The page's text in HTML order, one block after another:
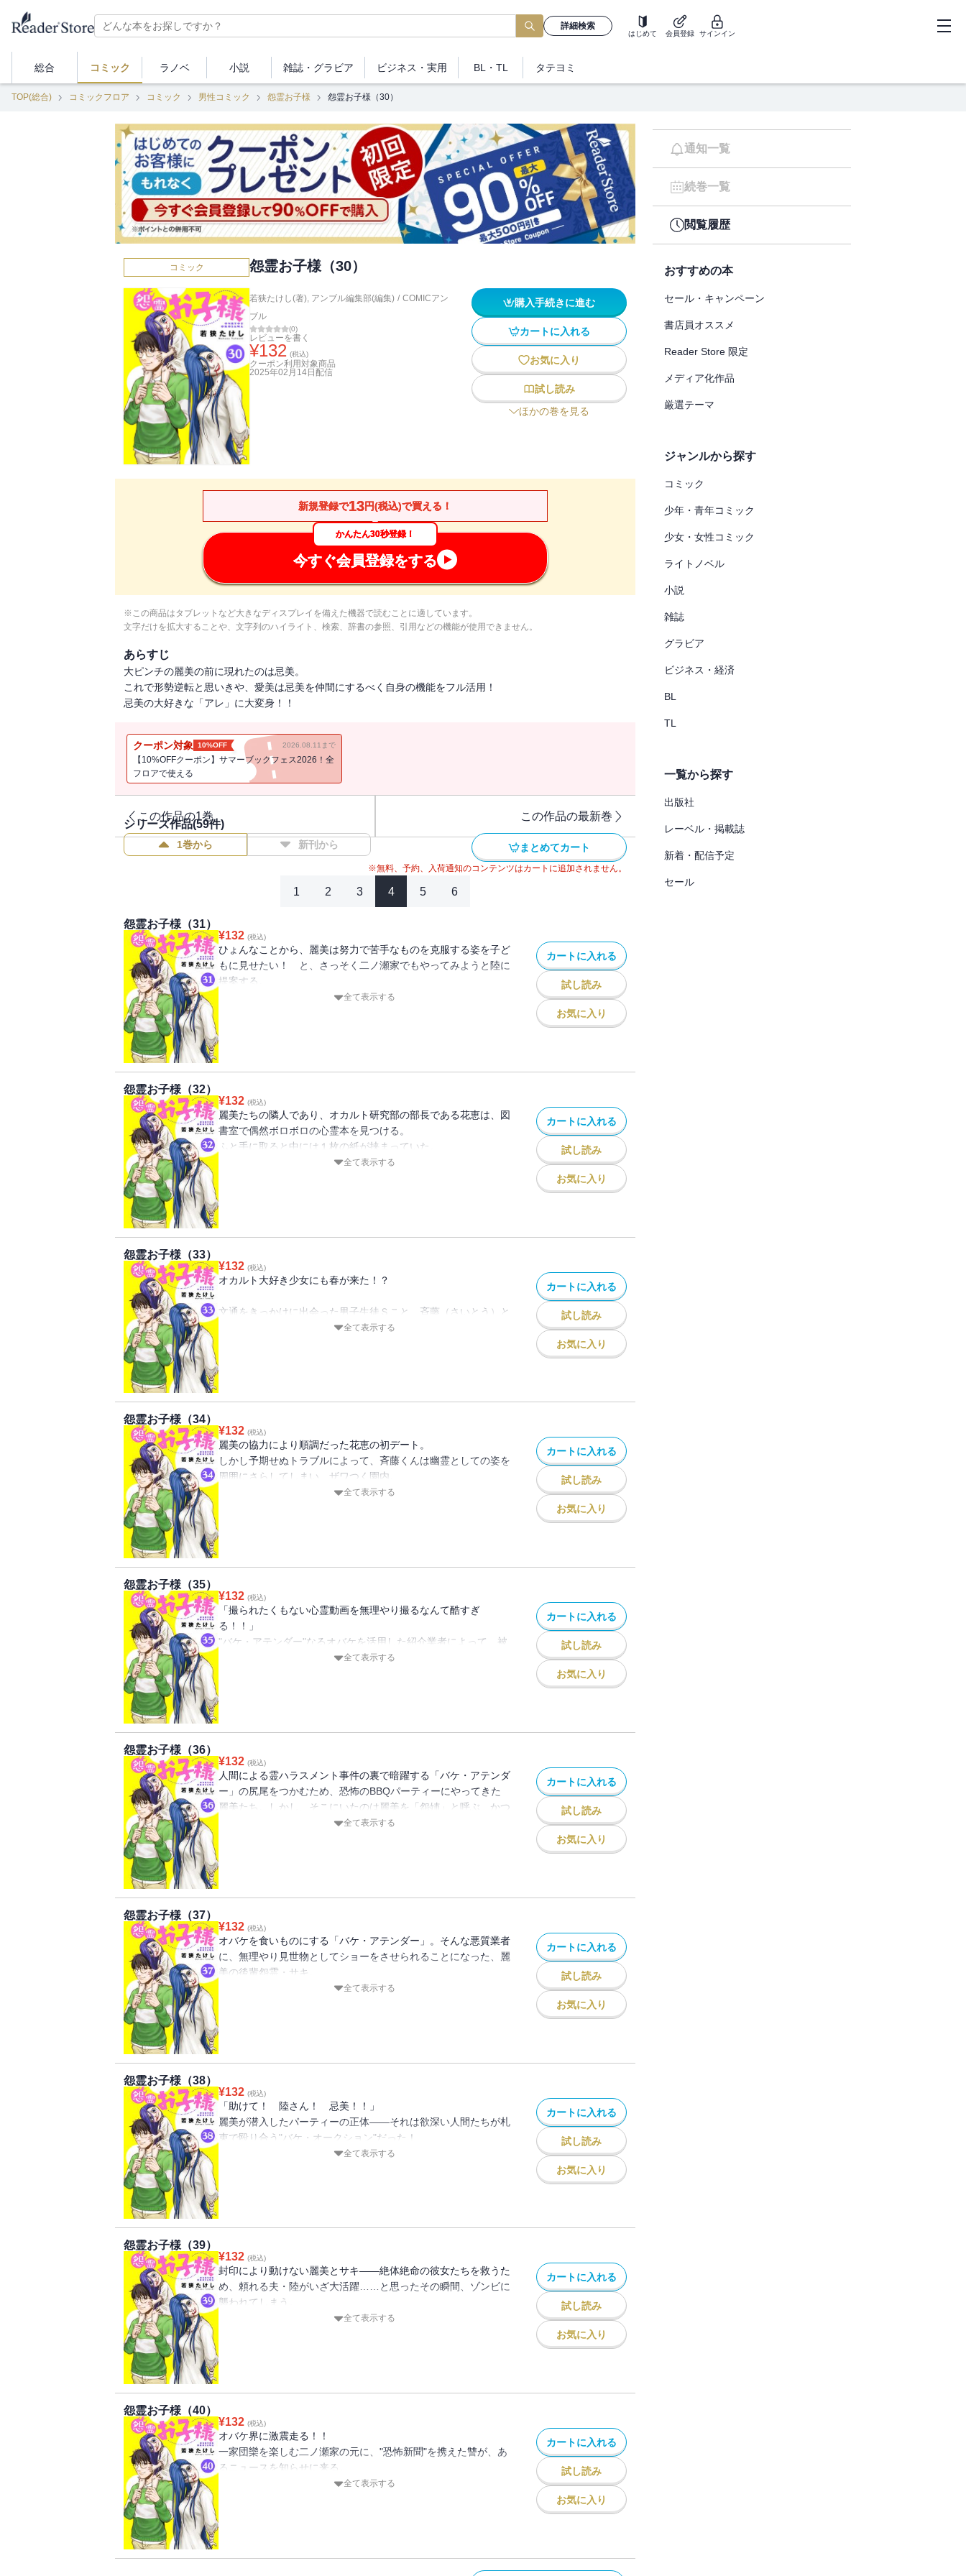
詳細検索
はじめて 会員登録 サインイン
総合 コミック ラノベ 小説 雑誌・ グラビア ビジネス ・実用 BL・TL タテヨミ
TOP(総合) コミックフロア コミック 男性コミック 怨霊お子様 怨霊お子様（30）
コミック 怨霊お子様（30）
若狭たけし(著), アンブル編集部(編集) / COMICアン
ブル
(0)
レビューを書く
¥132 (税込)
クーポン利用対象商品
2025年02月14日 配信
購入手続きに進む
カートに入れる
お気に入り
試し読み
ほかの巻を見る
新規登録で13円(税込)で買える！
かんたん30秒登録！
今すぐ会員登録をする
※この商品はタブレットなど大きなディスプレイを備えた機器で読むことに適しています。
文字だけを拡大することや、文字列のハイライト、検索、辞書の参照、引用などの機能が使用できません。
あらすじ
大ピンチの麗美の前に現れたのは忌美。
これで形勢逆転と思いきや、愛美は忌美を仲間にするべく自身の機能をフル活用！
忌美の大好きな「アレ」に大変身！！
クーポン対象 10%OFF 2026.08.11まで
【10%OFFクーポン】サマーブックフェス2026！全
フロアで使える
この作品の1巻 この作品の最新巻
シリーズ作品(59件)
1巻から 新刊から まとめてカート
※無料、予約、入荷通知のコンテンツはカートに追加されません。
1 2 3 4 5 6
怨霊お子様（31）
¥132 (税込)
ひょんなことから、麗美は努力で苦手なものを克服する姿を子ど
もに見せたい！ と、さっそく二ノ瀬家でもやってみようと陸に
提案する。
しかし陸の苦手なものはまさかの「怖いもの」で――こうしてエ
全て表示する
カートに入れる
試し読み
お気に入り
怨霊お子様（32）
¥132 (税込)
麗美たちの隣人であり、オカルト研究部の部長である花恵は、図
書室で偶然ボロボロの心霊本を見つける。
ふと手に取ると中には１枚の紙が挟まっていた。
紙にはメッセージが書かれている。書いた人物は「Ｓ」と名乗る
全て表示する
カートに入れる
試し読み
お気に入り
怨霊お子様（33）
¥132 (税込)
オカルト大好き少女にも春が来た！？
文通をきっかけに出会った男子生徒Ｓこと、斉藤（さいとう）と
動物園デートに行くことになった花恵。
全て表示する
カートに入れる
試し読み
お気に入り
怨霊お子様（34）
¥132 (税込)
麗美の協力により順調だった花恵の初デート。
しかし予期せぬトラブルによって、斉藤くんは幽霊としての姿を
周囲にさらしてしまい、ザワつく園内。
このままじゃ動物園がホラーパニックになっちゃう……どうしよ
全て表示する
カートに入れる
試し読み
お気に入り
怨霊お子様（35）
¥132 (税込)
「撮られたくもない心霊動画を無理やり撮るなんて酷すぎ
る！！」
"バケ・アテンダー"なるオバケを活用した紹介業者によって、被
害を受けた怨霊からの相談を受け、怒り心頭の麗美。
全て表示する
カートに入れる
試し読み
お気に入り
怨霊お子様（36）
¥132 (税込)
人間による霊ハラスメント事件の裏で暗躍する「バケ・アテンダ
ー」の尻尾をつかむため、恐怖のBBQパーティーにやってきた
麗美たち。しかし、そこにいたのは麗美を「怨姉」と呼ぶ、かつ
全て表示する
カートに入れる
試し読み
お気に入り
怨霊お子様（37）
¥132 (税込)
オバケを食いものにする「バケ・アテンダー」。そんな悪質業者
に、無理やり見世物としてショーをさせられることになった、麗
美の後輩怨霊・サキ。
彼女を救うため、そしてこれ以上被害霊が増えないようにするた
全て表示する
カートに入れる
試し読み
お気に入り
怨霊お子様（38）
¥132 (税込)
「助けて！ 陸さん！ 忌美！！」
麗美が潜入したパーティーの正体――それは欲深い人間たちが札
束で殴り合う"バケ・オークション"だった！
バケ・アテンダーの卑劣な罠にかかり、オークションに出品され
全て表示する
カートに入れる
試し読み
お気に入り
怨霊お子様（39）
¥132 (税込)
封印により動けない麗美とサキ――絶体絶命の彼女たちを救うた
め、頼れる夫・陸がいざ大活躍……と思ったその瞬間、ゾンビに
襲われてしまう。
逃げ場ナシ、助けもナシ、これもう詰んだ！？
全て表示する
カートに入れる
試し読み
お気に入り
怨霊お子様（40）
¥132 (税込)
オバケ界に激震走る！！
一家団欒を楽しむ二ノ瀬家の元に、"恐怖新聞"を携えた讐が、あ
るニュースを知らせに来る。
青山オバケ連合会を揺るがすことになる、その内容とは！？
全て表示する
カートに入れる
試し読み
お気に入り
通知一覧
続巻一覧
閲覧履歴
おすすめの本
セール・キャンペーン
書店員オススメ
Reader Store 限定
メディア化作品
厳選テーマ
ジャンルから探す
コミック
少年・青年コミック
少女・女性コミック
ライトノベル
小説
雑誌
グラビア
ビジネス・経済
BL
TL
一覧から探す
出版社
レーベル・掲載誌
新着・配信予定
セール